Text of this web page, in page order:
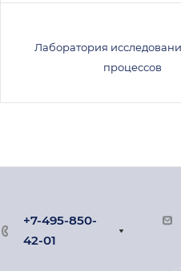
Лаборатория
процессов
+7-495-850-
42-01